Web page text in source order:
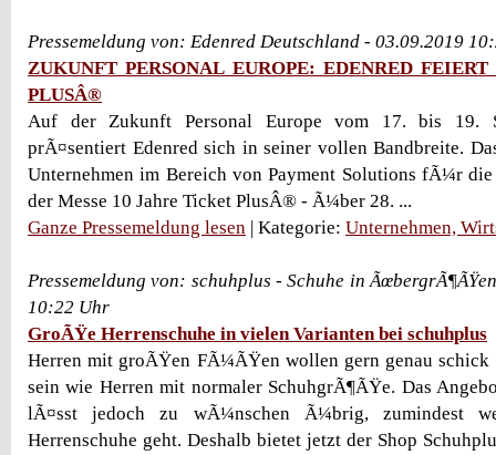
Pressemeldung von: Edenred Deutschland - 03.09.2019
ZUKUNFT PERSONAL EUROPE: EDENRED
PLUSÂ®
Auf der Zukunft Personal Europe vom 17. bis 19.
prÃ¤sentiert Edenred sich in seiner vollen Bandbreite.
Unternehmen im Bereich von Payment Solutions fÃ¼r
der Messe 10 Jahre Ticket PlusÂ® - Ã¼ber 28. ...
Ganze Pressemeldung lesen | Kategorie: Unternehmen,
Pressemeldung von: schuhplus - Schuhe in
10:22 Uhr
GroÃŸe Herrenschuhe in vielen Varianten bei schuhplus
Herren mit groÃŸen FÃ¼ÃŸen wollen gern genau schick
sein wie Herren mit normaler SchuhgrÃ¶ÃŸe. Das
lÃ¤sst jedoch zu wÃ¼nschen Ã¼brig, zumindest
Herrenschuhe geht. Deshalb bietet jetzt der Shop